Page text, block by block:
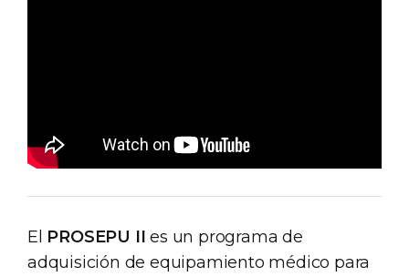
El PROSEPU II es un programa de
adquisición de equipamiento médico para